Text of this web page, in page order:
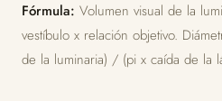
Fórmula: Volumen visual de la
vestíbulo x relación objetivo.
de la luminaria) / (pi x caída de la